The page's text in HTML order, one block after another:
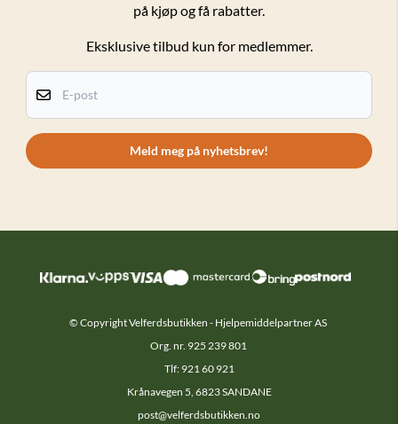
Salgsbetingelser
Personvern
Kundeklubb
på kjøp og få rabatter.
Eksklusive tilbud kun for medlemmer.
Meld meg på nyhetsbrev!
© Copyright Velferdsbutikken - Hjelpemiddelpartner AS
Org. nr. 925 239 801
Tlf: 921 60 921
Krånavegen 5, 6823 SANDANE
post@velferdsbutikken.no